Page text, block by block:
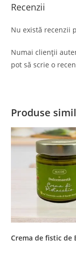
Recenzii
Nu există recenzii
Numai clienții
pot să scrie o
Produse
Crema de fistic de